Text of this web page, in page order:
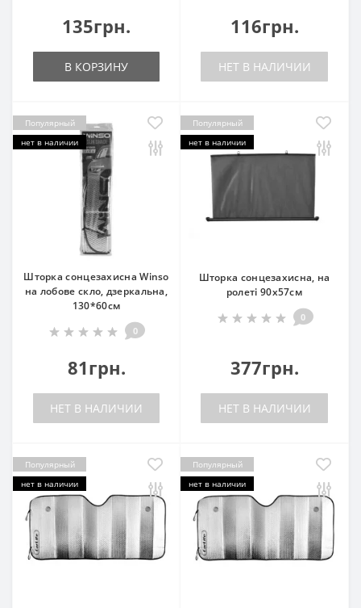
135грн.
В КОРЗИНУ
116грн.
НЕТ В НАЛИЧИИ
Популярный
нет в наличии
Шторка сонцезахисна Winso
на лобове скло, дзеркальна,
130*60см
0
81грн.
НЕТ В НАЛИЧИИ
Популярный
нет в наличии
Шторка сонцезахисна, на
ролеті 90х57см
0
377грн.
НЕТ В НАЛИЧИИ
Популярный
нет в наличии
Популярный
нет в наличии